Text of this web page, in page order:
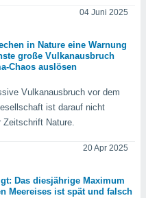
04 Juni 2025
in Nature eine Warnung
große Vulkanausbruch
Chaos auslösen
Vulkanausbruch vor dem
ist darauf nicht
Zeitschrift Nature.
20 Apr 2025
Das diesjährige Maximum
Meereises ist spät und falsch